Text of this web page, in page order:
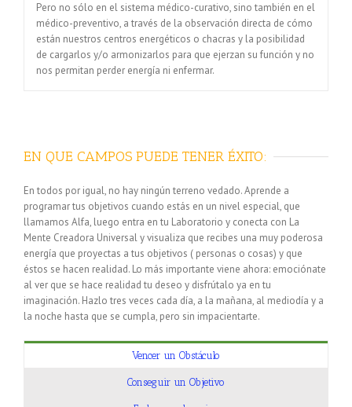
Pero no sólo en el sistema médico-curativo, sino también en el
médico-preventivo, a través de la observación directa de cómo
están nuestros centros energéticos o chacras y la posibilidad
de cargarlos y/o armonizarlos para que ejerzan su función y no
nos permitan perder energía ni enfermar.
EN QUE CAMPOS PUEDE TENER ÉXITO:
En todos por igual, no hay ningún terreno vedado. Aprende a
programar tus objetivos cuando estás en un nivel especial, que
llamamos Alfa, luego entra en tu Laboratorio y conecta con La
Mente Creadora Universal y visualiza que recibes una muy poderosa
energía que proyectas a tus objetivos ( personas o cosas) y que
éstos se hacen realidad. Lo más importante viene ahora: emociónate
al ver que se hace realidad tu deseo y disfrútalo ya en tu
imaginación. Hazlo tres veces cada día, a la mañana, al mediodía y a
la noche hasta que se cumpla, pero sin impacientarte.
Vencer un Obstáculo
Conseguir un Objetivo